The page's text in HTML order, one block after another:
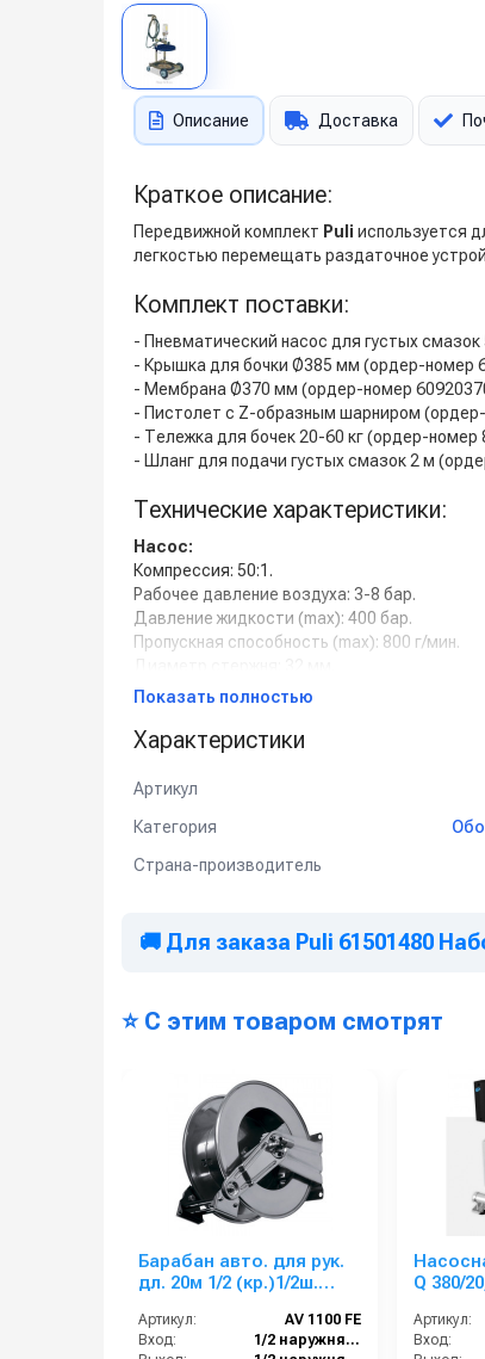
Описание Доставка
Краткое описание:
Передвижной комплект Puli используется
легкостью перемещать раздаточное
Комплект поставки:
- Пневматический насос для густых
- Крышка для бочки Ø385 мм (ордер-номер
- Мембрана Ø370 мм (ордер-номер
- Пистолет с Z-образным шарниром
- Тележка для бочек 20-60 кг (ордер-номер
- Шланг для подачи густых смазок 2 м
Технические характеристики:
Насос:
Компрессия: 50:1.
Рабочее давление воздуха: 3-8 бар.
Давление жидкости (max): 400 бар.
Пропускная способность (max): 800 г/мин.
Длина стержня: 480 мм.
Соединение на выходе (смазка): 1/2’’ BSP.
Рабочее давление: 346 бар.
Соединение на конце: 1/4” BSPT/NPT "папа".
Соединение: поворотное 1/4” BSP/NPS
Применение:
Показать полностью
Характеристики
Артикул
Категория
Страна-производитель
🚚 Для заказа Puli 61501480
⭐ С этим товаром смотрят
Барабан авто. для рук.
дл. 20м 1/2 (кр.)1/2ш.
Артикул:
AV 1100 FE
Вход:
1/2 наружняя резьба
Q 380/
Артикул:
Вход: